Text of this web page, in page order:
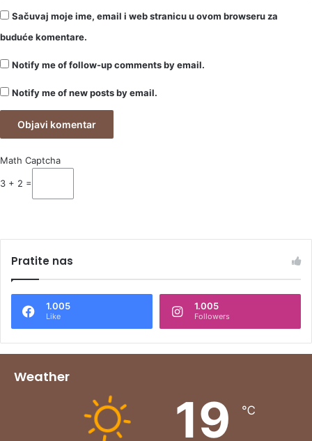
Sačuvaj moje ime, email i web stranicu u ovom browseru za
buduće komentare.
Notify me of follow-up comments by email.
Notify me of new posts by email.
Math Captcha
3 + 2 =
Pratite nas
1.005
Like
1.005
Followers
Weather
19 ℃